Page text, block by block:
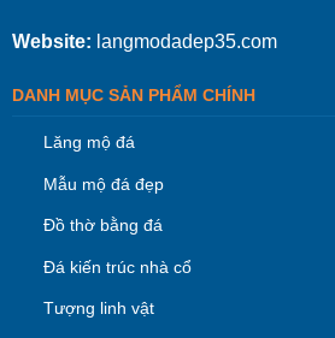
Website: langmodadep35.com
DANH MỤC SẢN PHẨM CHÍNH
Lăng mộ đá
Mẫu mộ đá đẹp
Đồ thờ bằng đá
Đá kiến trúc nhà cổ
Tượng linh vật